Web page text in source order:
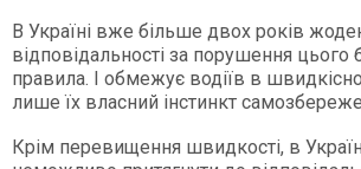
В Україні вже більше двох років
відповідальності за порушення цього
правила. І обмежує водіїв в
лише їх власний інстинкт
Крім перевищення швидкості, в